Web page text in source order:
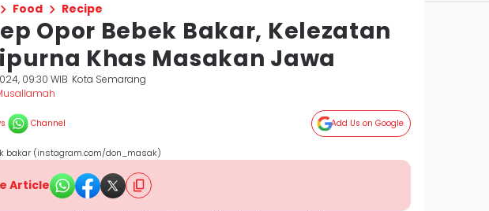
Food Recipe
Opor Bebek Bakar, Kelezatan
Khas Masakan Jawa
09:30 WIB Kota Semarang
Channel Add Us on Google
bakar (instagram.com/don_masak)
Article